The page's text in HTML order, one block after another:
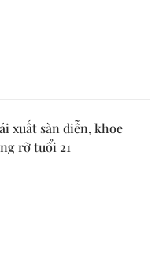
xuất sàn diễn, khoe
rỡ tuổi 21